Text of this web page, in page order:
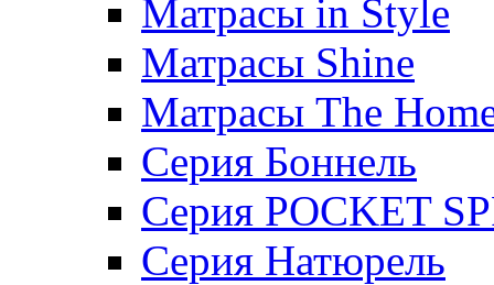
Матрасы in Style
Матрасы Shine
Матрасы The
Серия Боннель
Серия POCKET
Серия Натюрель